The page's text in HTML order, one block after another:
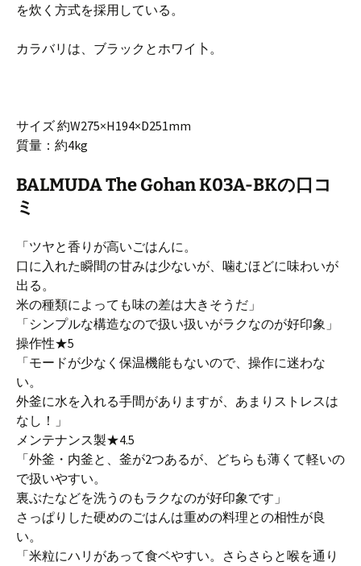
を炊く方式を採用している。
カラバリは、ブラックとホワイ卜。
サイズ 約W275×H194×D251mm
質量：約4kg
BALMUDA The Gohan K03A-BKの口コ
ミ
「ツヤと香りが高いごはんに。
口に入れた瞬間の甘みは少ないが、噛むほどに味わいが
出る。
米の種類によっても味の差は大きそうだ」
「シンプルな構造なので扱い扱いがラクなのが好印象」
操作性★5
「モードが少なく保温機能もないので、操作に迷わな
い。
外釜に水を入れる手間がありますが、あまりストレスは
なし！」
メンテナンス製★4.5
「外釜・内釜と、釜が2つあるが、どちらも薄くて軽いの
で扱いやすい。
裏ぶたなどを洗うのもラクなのが好印象です」
さっぱりした硬めのごはんは重めの料理との相性が良
い。
「米粒にハリがあって食ベやすい。さらさらと喉を通り